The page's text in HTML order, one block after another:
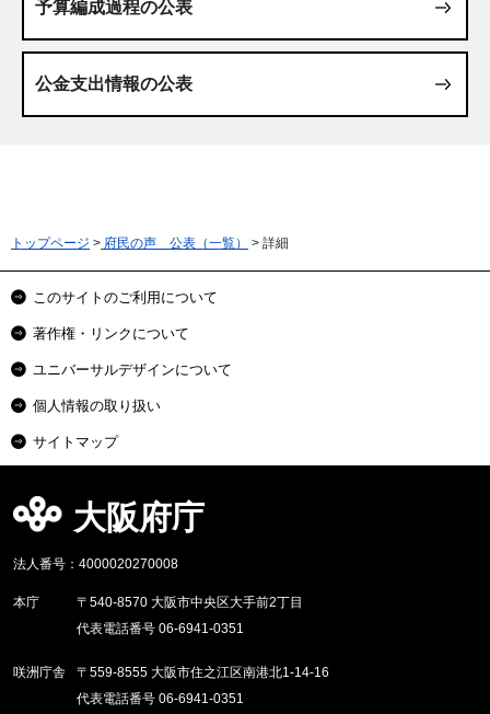
予算編成過程の公表
公金支出情報の公表
トップページ > 府民の声 公表（一覧） > 詳細
このサイトのご利用について
著作権・リンクについて
ユニバーサルデザインについて
個人情報の取り扱い
サイトマップ
大阪府庁
法人番号：4000020270008
本庁
〒540-8570 大阪市中央区大手前2丁目
代表電話番号 06-6941-0351
咲洲庁舎
〒559-8555 大阪市住之江区南港北1-14-16
代表電話番号 06-6941-0351